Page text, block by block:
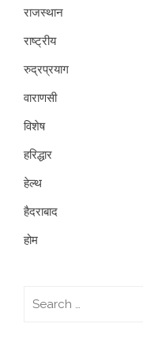
राजस्थान
राष्ट्रीय
रुद्रप्रयाग
वाराणसी
विशेष
हरिद्धार
हेल्थ
हैदराबाद
होम